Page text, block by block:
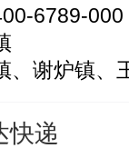
6789-000
、谢炉镇、
快递